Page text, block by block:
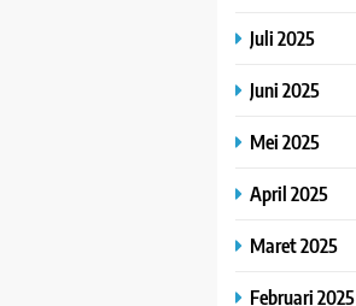
Juli 2025
Juni 2025
Mei 2025
April 2025
Maret 2025
Februari 2025